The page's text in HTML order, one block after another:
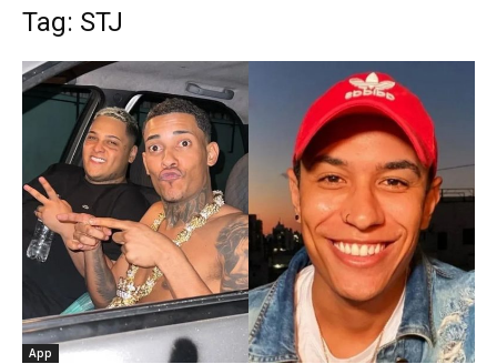
Tag: STJ
App